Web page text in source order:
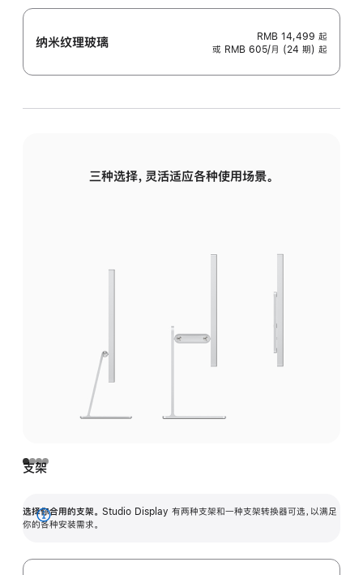
纳米纹理玻璃 RMB 14,499 起
或 RMB 605/月 (24 期) 起
三种选择，灵活适应各种使用场景。
支架
选择你合用的支架。 Studio Display 有两种支架和一种支架转换器可选，以满足
你的各种安装需求。
展